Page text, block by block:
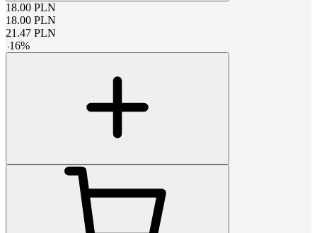
18.00 PLN
18.00 PLN
21.47 PLN
-16%